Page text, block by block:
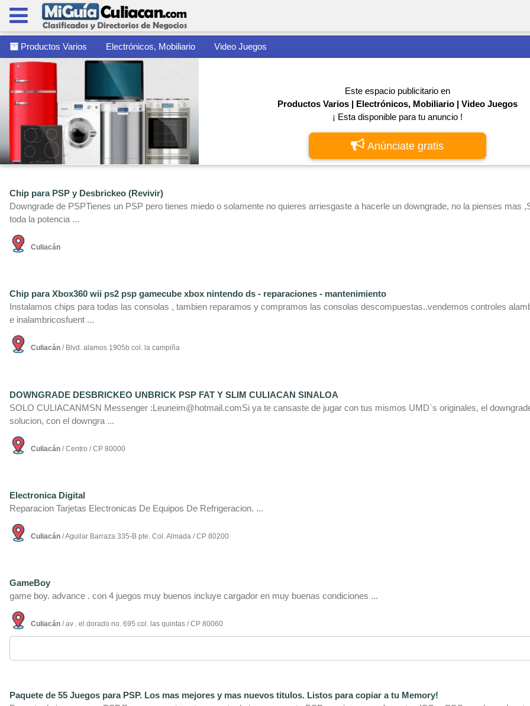
Productos Varios Electrónicos, Mobiliario Video Juegos
Este espacio publicitario en
Productos Varios | Electrónicos, Mobiliario | Video Juegos
¡ Esta disponible para tu anuncio !
Anúnciate gratis
Chip para PSP y Desbrickeo (Revivir)
Downgrade de PSPTienes un PSP pero tienes miedo o solamente no quieres arriesgaste a hacerle un downgrade, no la pienses mas
toda la potencia ...
Culiacán
Chip para Xbox360 wii ps2 psp gamecube xbox nintendo ds - reparaciones - mantenimiento
Instalamos chips para todas las consolas , tambien reparamos y compramos las consolas descompuestas..vendemos controles
e inalambricosfuent ...
Culiacán / Blvd. alamos 1905b col. la campiña
DOWNGRADE DESBRICKEO UNBRICK PSP FAT Y SLIM CULIACAN SINALOA
SOLO CULIACANMSN Messenger :Leuneim@hotmail.comSi ya te cansaste de jugar con tus mismos UMD`s originales, el
solucion, con el downgra ...
Culiacán / Centro / CP 80000
Electronica Digital
Reparacion Tarjetas Electronicas De Equipos De Refrigeracion. ...
Culiacán / Aguilar Barraza 335-B pte. Col. Almada / CP 80200
GameBoy
game boy. advance . con 4 juegos muy buenos incluye cargador en muy buenas condiciones ...
Culiacán / av . el dorado no. 695 col. las quintas / CP 80060
Paquete de 55 Juegos para PSP. Los mas mejores y mas nuevos titulos. Listos para copiar a tu Memory!